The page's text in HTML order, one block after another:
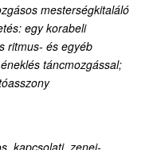
mesterségkitaláló
egy korabeli
ritmus- és egyéb
táncmozgással;
kapcsolati, zenei-